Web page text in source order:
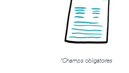
*Champs obligatoires